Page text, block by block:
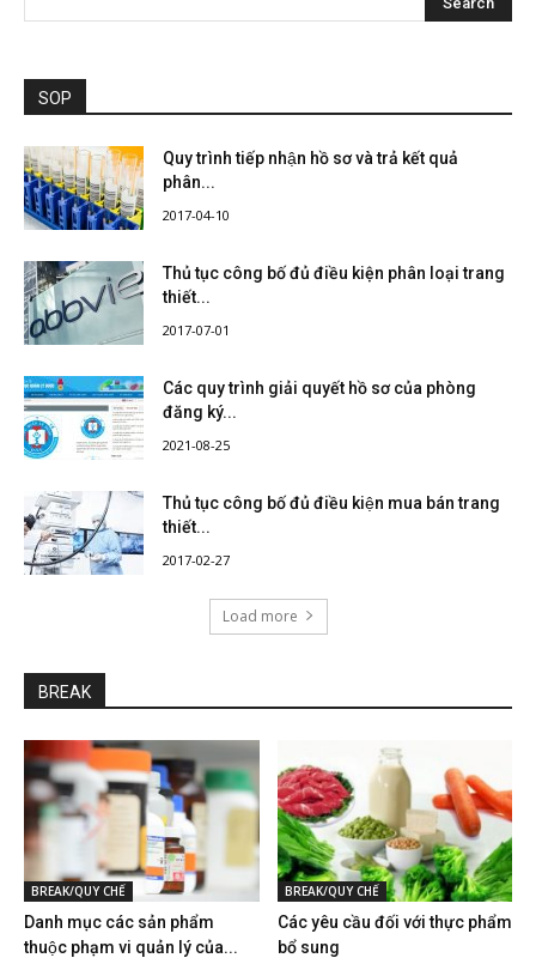
SOP
Quy trình tiếp nhận hồ sơ và trả kết quả
phân...
2017-04-10
Thủ tục công bố đủ điều kiện phân loại trang
thiết...
2017-07-01
Các quy trình giải quyết hồ sơ của phòng
đăng ký...
2021-08-25
Thủ tục công bố đủ điều kiện mua bán trang
thiết...
2017-02-27
Load more
BREAK
BREAK/QUY CHẾ
Danh mục các sản phẩm
thuộc phạm vi quản lý của...
BREAK/QUY CHẾ
Các yêu cầu đối với thực phẩm
bổ sung